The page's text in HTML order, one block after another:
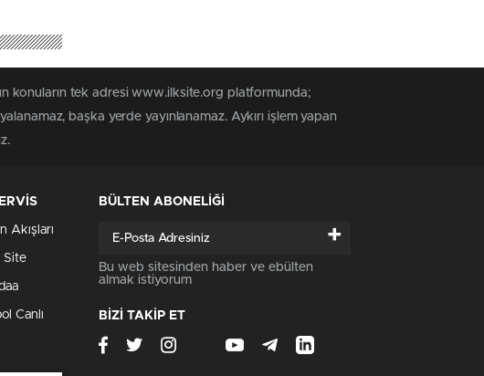
konuların tek adresi www.ilksite.org platformunda;
başka yerde yayınlanamaz. Aykırı işlem yapan
Akışları
Site
Canlı
BÜLTEN ABONELİĞİ
+
Bu web sitesinden haber ve ebülten
almak istiyorum
BİZİ TAKİP ET